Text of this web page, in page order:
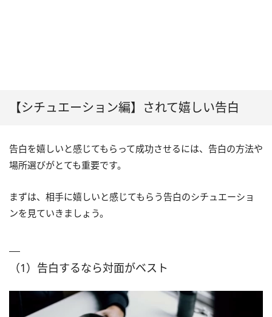
【シチュエーション編】されて嬉しい告白
告白を嬉しいと感じてもらって成功させるには、告白の方法や
場所選びがとても重要です。
まずは、相手に嬉しいと感じてもらう告白のシチュエーショ
ンを見ていきましょう。
（1）告白するなら対面がベスト